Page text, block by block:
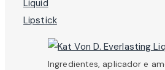
Ingredientes, aplicador e